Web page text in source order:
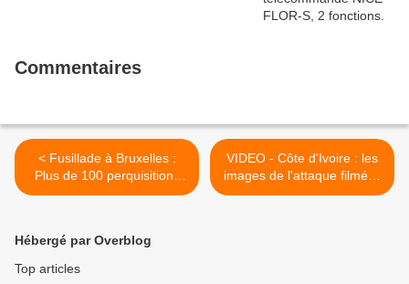
Commentaires
< Fusillade à Bruxelles :
Plus de 100 perquisitions
depuis les attentats de
VIDEO - Côte d'Ivoire : les
images de l'attaque filmées
par la vidéosurveillance à
Hébergé par Overblog
Top articles